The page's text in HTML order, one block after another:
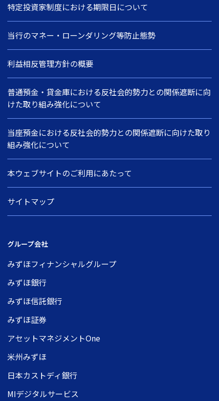
特定投資家制度における期限日について
当行のマネー・ローンダリング等防止態勢
利益相反管理方針の概要
普通預金・貸金庫における反社会的勢力との関係遮断に向
けた取り組み強化について
当座預金における反社会的勢力との関係遮断に向けた取り
組み強化について
本ウェブサイトのご利用にあたって
サイトマップ
グループ会社
みずほフィナンシャルグループ
みずほ銀行
みずほ信託銀行
みずほ証券
アセットマネジメントOne
米州みずほ
日本カストディ銀行
MIデジタルサービス